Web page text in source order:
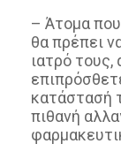
– Άτομα
θα πρέπει
ιατρό τους,
κατάστασή
πιθανή